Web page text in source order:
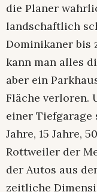
die Planer
landschaftlich
Dominikaner bis
kann man alles
aber ein
Fläche verloren.
einer Tiefgarage
Jahre, 15 Jahre,
Rottweiler der
der Autos aus
zeitliche